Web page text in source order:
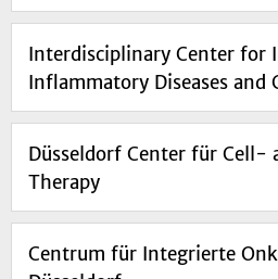
Interdisciplinary Center for
Inflammatory Diseases and
Düsseldorf Center für Cell-
Therapy
Centrum für Integrierte